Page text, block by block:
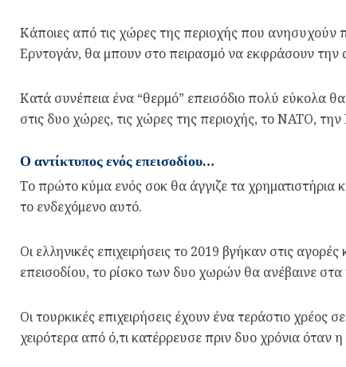
Κάποιες από τις χώρες της περιοχής που
Ερντογάν, θα μπουν στο πειρασμό να εκφράσουν την
Κατά συνέπεια ένα “θερμό” επεισόδιο πολύ εύκολα
στις δυο χώρες, τις χώρες της περιοχής, το ΝΑΤΟ,
Ο αντίκτυπος ενός επεισοδίου…
Το πρώτο κύμα ενός σοκ θα άγγιζε τα χρηματιστήρια
το ενδεχόμενο αυτό.
Οι ελληνικές επιχειρήσεις το 2019 βγήκαν στις
επεισοδίου, το ρίσκο των δυο χωρών θα ανέβαινε
Οι τουρκικές επιχειρήσεις έχουν ένα τεράστιο
χειρότερα από ό,τι κατέρρευσε πριν δυο χρόνια όταν